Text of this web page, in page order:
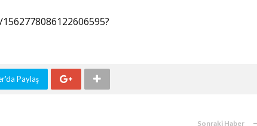
Paylaş
Sonraki Haber